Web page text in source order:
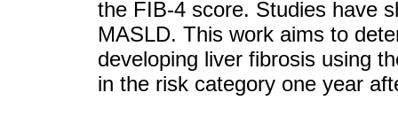
the FIB-4 score. Studies have
MASLD. This work aims to
developing liver fibrosis using
in the risk category one year